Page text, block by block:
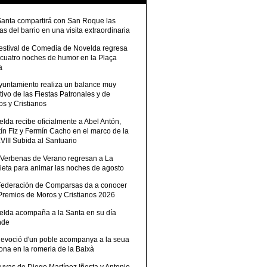
compartirá con San Roque las
del barrio en una visita extraordinaria
de Comedia de Novelda regresa
noches de humor en la Plaça
realiza un balance muy
de las Fiestas Patronales y de
y Cristianos
recibe oficialmente a Abel Antón,
Fiz y Fermín Cacho en el marco de la
Subida al Santuario
de Verano regresan a La
para animar las noches de agosto
de Comparsas da a conocer
de Moros y Cristianos 2026
acompaña a la Santa en su día
d'un poble acompanya a la seua
en la romeria de la Baixà